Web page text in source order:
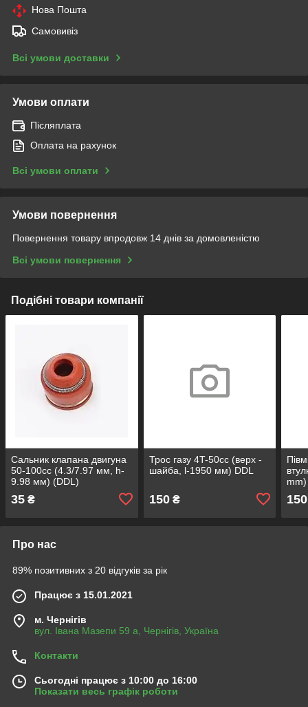
Нова Пошта
Самовивіз
Всі умови доставки
Умови оплати
Післяплата
Оплата на рахунок
Всі умови оплати
Умови повернення
Повернення товару впродовж 14 днів за домовленістю
Всі умови повернення
Подібні товари компанії
Сальник клапана двигуна
50-100сс (4.3/7.97 мм, h-
9.98 мм) (DDL)
35 ₴
Трос газу 4T-50cc (верх -
шайба, l-1950 мм) DDL
150₴ 150
Про нас
89% позитивних з 20 відгуків за рік
Працює з 15.01.2021
м. Чернігів
вул. Івана Мазепи 59 а, Чернігів, Україна
Контакти
Сьогодні працює з 10:00 до 16:00
Показати весь графік роботи